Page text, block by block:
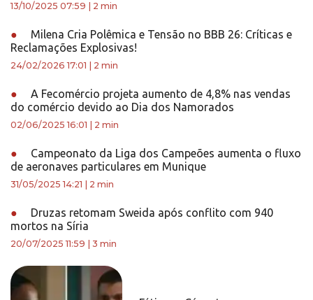
13/10/2025 07:59 2 min
●
Milena Cria Polêmica e Tensão no BBB 26: Críticas e
Reclamações Explosivas!
24/02/2026 17:01 2 min
●
A Fecomércio projeta aumento de 4,8% nas vendas
do comércio devido ao Dia dos Namorados
02/06/2025 16:01 2 min
●
Campeonato da Liga dos Campeões aumenta o fluxo
de aeronaves particulares em Munique
31/05/2025 14:21 2 min
●
Druzas retomam Sweida após conflito com 940
mortos na Síria
20/07/2025 11:59 3 min